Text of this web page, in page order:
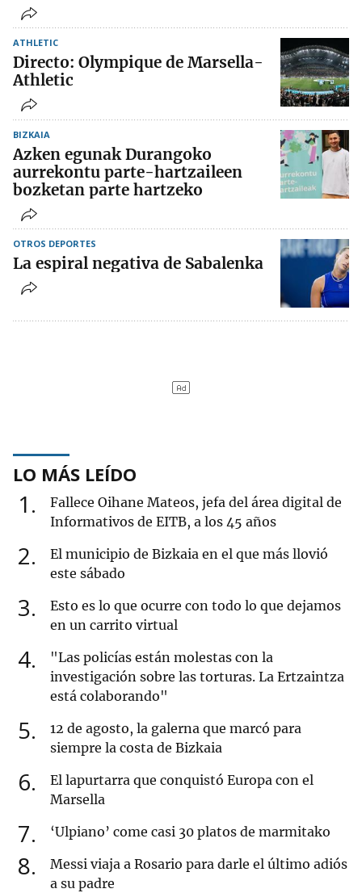
ATHLETIC
Directo: Olympique de Marsella-
Athletic
BIZKAIA
Azken egunak Durangoko
aurrekontu parte-hartzaileen
bozketan parte hartzeko
OTROS DEPORTES
La espiral negativa de Sabalenka
LO MÁS LEÍDO
1
Fallece Oihane Mateos, jefa del área digital de
Informativos de EITB, a los 45 años
2
El municipio de Bizkaia en el que más llovió
este sábado
3
Esto es lo que ocurre con todo lo que dejamos
en un carrito virtual
4
"Las policías están molestas con la
investigación sobre las torturas. La Ertzaintza
está colaborando"
5
12 de agosto, la galerna que marcó para
siempre la costa de Bizkaia
6
El lapurtarra que conquistó Europa con el
Marsella
7 ‘Ulpiano’ come casi 30 platos de marmitako
8
Messi viaja a Rosario para darle el último adiós
a su padre